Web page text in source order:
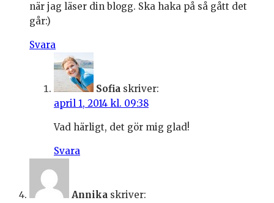
när jag läser din blogg. Ska haka på så gått det
går:)
Svara
Sofia skriver:
april 1, 2014 kl. 09:38
Vad härligt, det gör mig glad!
Svara
Annika skriver: